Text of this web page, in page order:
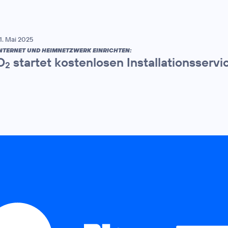
Mai 2025
UND HEIMNETZWERK EINRICHTEN:
2 startet kostenlosen